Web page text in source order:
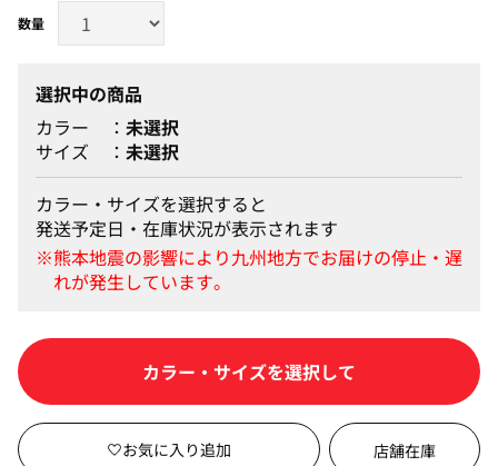
選択中の商品
カラー
未選択
サイズ
未選択
カラー・サイズを選択すると
発送予定日・在庫状況が表示されます
カートに入れる
店舗在庫